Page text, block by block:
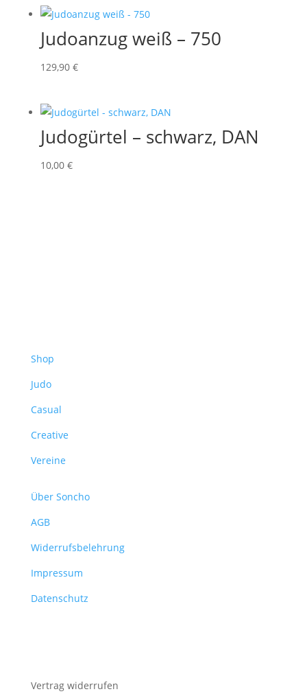
Judoanzug weiß – 750
129,90 €
Judogürtel – schwarz, DAN
10,00 €
Shop
Judo
Casual
Creative
Vereine
Über Soncho
AGB
Widerrufsbelehrung
Impressum
Datenschutz
Vertrag widerrufen